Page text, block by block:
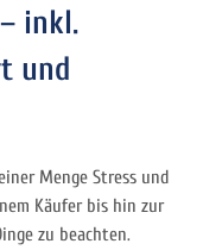
inkl.
und
Menge Stress und
Käufer bis hin zur
zu beachten.